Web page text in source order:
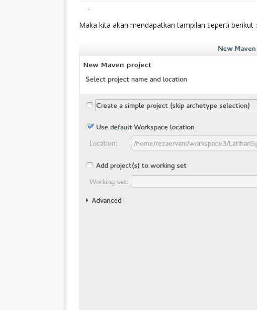
Maka kita akan mendapatkan tampilan seperti berikut :